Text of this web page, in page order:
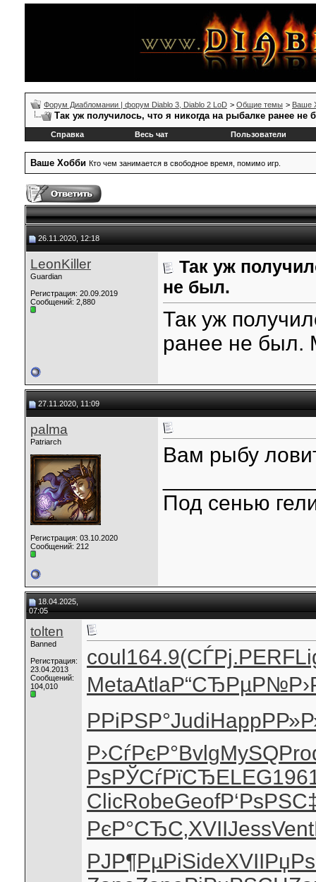
Форум Диабломании | форум Diablo 3, Diablo 2 LoD > Общие темы > Ваше
Так уж получилось, что я никогда на рыбалке ранее не
Справка Весь чат Пользователи
Ваше Xобби Кто чем занимается в свободное время, помимо игр.
26.11.2020, 12:18
LeonKiller
Guardian
Регистрация: 20.09.2019
Сообщений: 2,880
Так уж
не был.
Так уж
ранее не был.
27.11.2020, 11:09
palma
Patriarch
Регистрация: 03.10.2020
Сообщений: 212
Вам рыбу
Под сенью
18.04.2025,
07:05
tolten
Banned
Регистрация:
23.04.2013
Сообщений:
104,010
coul 164.9(СЃРј.PERF
MetaAtlaР“СЂРµР№
РРіРЅР°JudiHapp
Р›СѓРєР°BvlgMySQ
РѕРЎСѓРїСЂELEG
ClicRobeGeof
РєР°СЂС‚XVIIJessVent
РЈР¶РµРіSideXVII